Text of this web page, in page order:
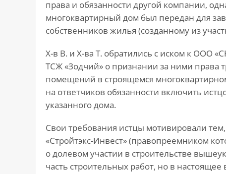
права и обязанности другой компании,
многоквартирный дом был передан для
собственников жилья (созданному из
Х-в В. и Х-ва Т. обратились с иском к ООО
ТСЖ «Зодчий» о признании за ними права
помещений в строящемся
на ответчиков обязанности включить
указанного дома.
Свои требования истцы мотивировали
«Стройтэкс-Инвест» (правопреемником
о долевом участии в строительстве
часть строительных работ, но в